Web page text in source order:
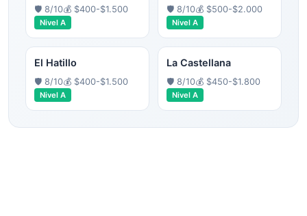
🛡️ 8/10💰 $400-$1.500
Nivel A
🛡️ 8/10💰 $500-$2.000
Nivel A
El Hatillo
🛡️ 8/10💰 $400-$1.500
Nivel A
La Castellana
🛡️ 8/10💰 $450-$1.800
Nivel A